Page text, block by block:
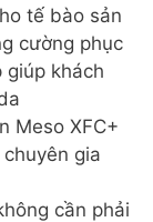
tế bào sản
cường phục
giúp khách
Meso XFC+
gia
cần phải